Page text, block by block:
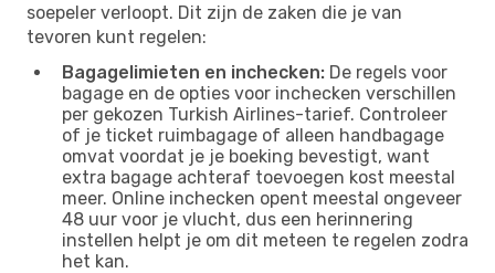
soepeler verloopt. Dit zijn de zaken die je van
tevoren kunt regelen:
Bagagelimieten en inchecken: De regels voor
bagage en de opties voor inchecken verschillen
per gekozen Turkish Airlines-tarief. Controleer
of je ticket ruimbagage of alleen handbagage
omvat voordat je je boeking bevestigt, want
extra bagage achteraf toevoegen kost meestal
meer. Online inchecken opent meestal ongeveer
48 uur voor je vlucht, dus een herinnering
instellen helpt je om dit meteen te regelen zodra
het kan.